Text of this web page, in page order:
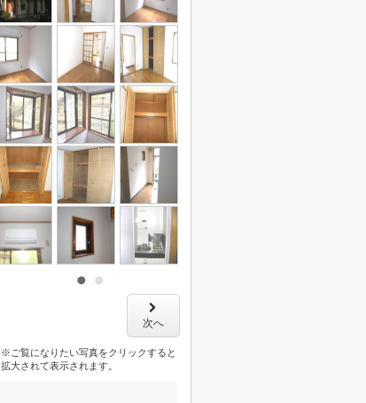
次へ
※ご覧になりたい写真をクリックすると
拡大されて表示されます。